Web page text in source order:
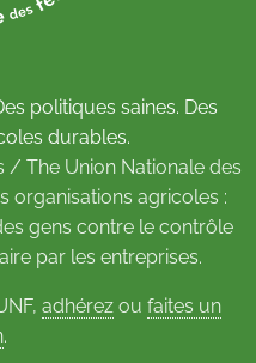
politiques saines. Des
durables.
/ The Union Nationale des
organisations agricoles :
gens contre le contrôle
par les entreprises.
adhérezou faites un
.